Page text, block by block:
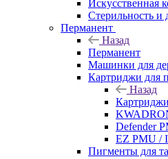
Искусственная
Стерильность и
Перманент
Назад
Перманент
Машинки для
Картриджи для
Назад
Defender
EZ PMU /
Пигменты для